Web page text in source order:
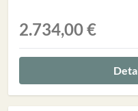
2.734,00 €